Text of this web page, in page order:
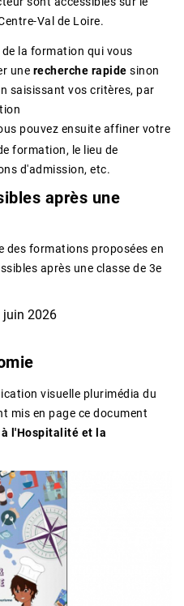
Val de Loire.
la formation qui vous
une recherche rapide sinon
saisissant vos critères, par
pouvez ensuite affiner votre
formation, le lieu de
d'admission, etc.
après une
des formations proposées en
après une classe de 3e
juin 2026
visuelle plurimédia du
mis en page ce document
l'Hospitalité et la